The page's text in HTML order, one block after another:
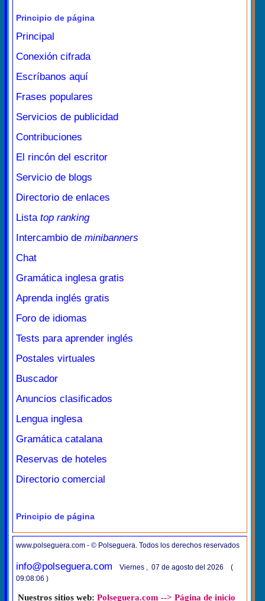
Principio de página
Principal
Conexión cifrada
Escríbanos aquí
Frases populares
Servicios de publicidad
Contribuciones
El rincón del escritor
Servicio de blogs
Directorio de enlaces
Lista top ranking
Intercambio de minibanners
Chat
Gramática inglesa gratis
Aprenda inglés gratis
Foro de idiomas
Tests para aprender inglés
Postales virtuales
Buscador
Anuncios clasificados
Lengua inglesa
Gramática catalana
Reservas de hoteles
Directorio comercial
Principio de página
www.polseguera.com - © Polseguera. Todos los derechos reservados
info@polseguera.com
Viernes , 07 de agosto del 2026 (
09:08:06 )
Nuestros sitios web: Polseguera.com --> Página de inicio